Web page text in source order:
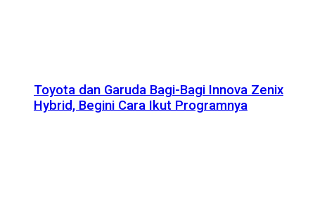
Toyota dan Garuda Bagi-Bagi Innova Zenix
Hybrid, Begini Cara Ikut Programnya